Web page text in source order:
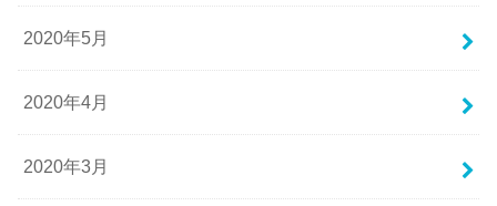
2020年5月
2020年4月
2020年3月